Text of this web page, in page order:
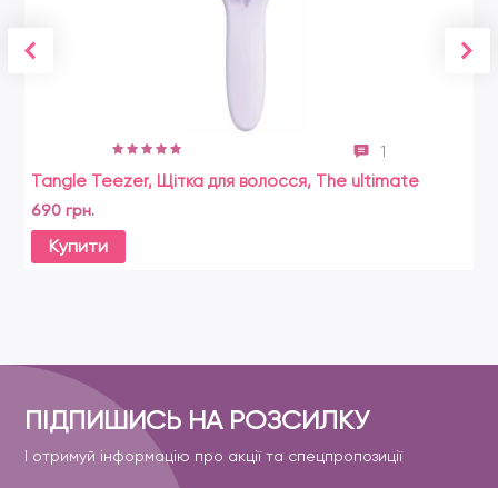
1
Tangle Teezer, Щітка для волосся, The ultimate
690 грн.
Купити
ПІДПИШИСЬ НА РОЗСИЛКУ
І отримуй інформацію про акції та спецпропозиції